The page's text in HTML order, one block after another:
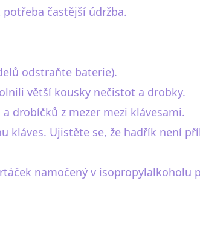
častější údržba.
odstraňte baterie).
větší kousky nečistot a drobky.
drobíčků z mezer mezi klávesami.
Ujistěte se, že hadřík není
namočený v isopropylalkoholu